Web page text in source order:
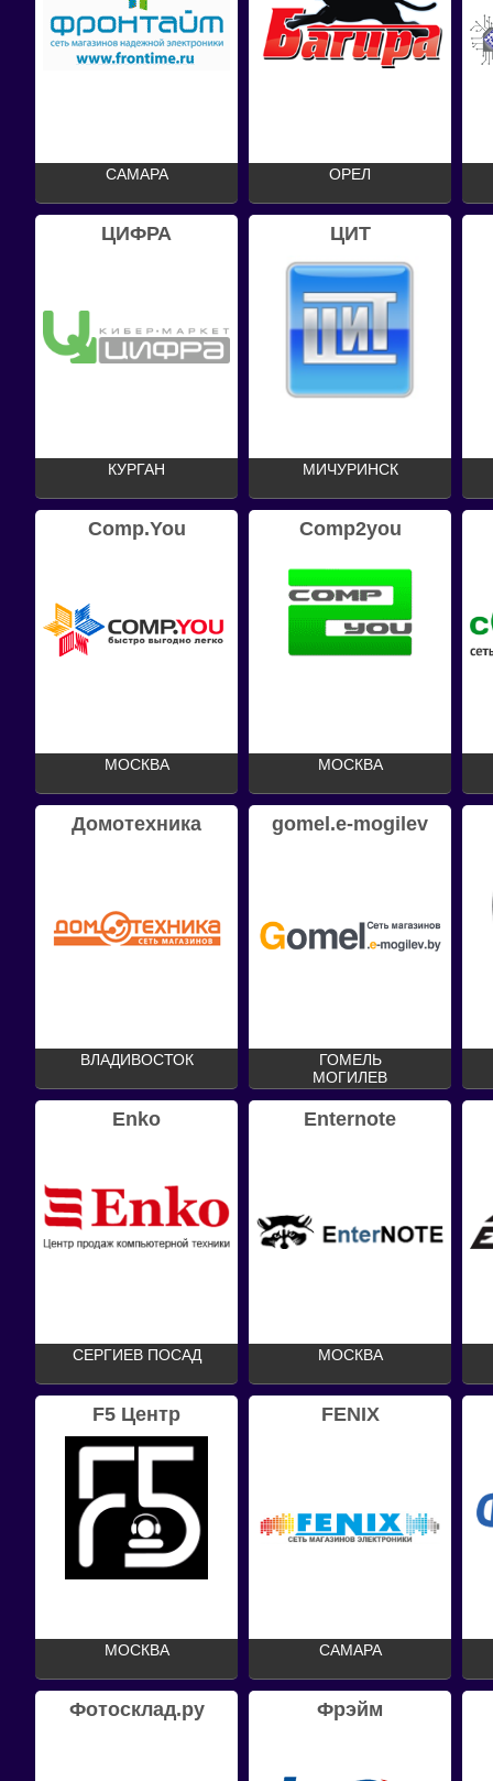
САМАРА ОРЕЛ
ЦИФРА
КУРГАН
ЦИТ
МИЧУРИНСК
Comp.You
МОСКВА
Comp2you
МОСКВА
Домотехника
ВЛАДИВОСТОК
gomel.e-mogilev
ГОМЕЛЬ
МОГИЛЕВ
Enko
СЕРГИЕВ ПОСАД
Enternote
МОСКВА
F5 Центр
МОСКВА
FENIX
САМАРА
Фотосклад.ру Фрэйм